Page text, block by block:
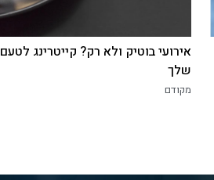
אירועי בוטיק ולא רק? קייטרינג לטעם
שלך
מקודם